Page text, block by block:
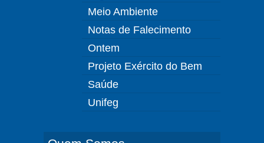
Meio Ambiente
Notas de Falecimento
Ontem
Projeto Exército do Bem
Saúde
Unifeg